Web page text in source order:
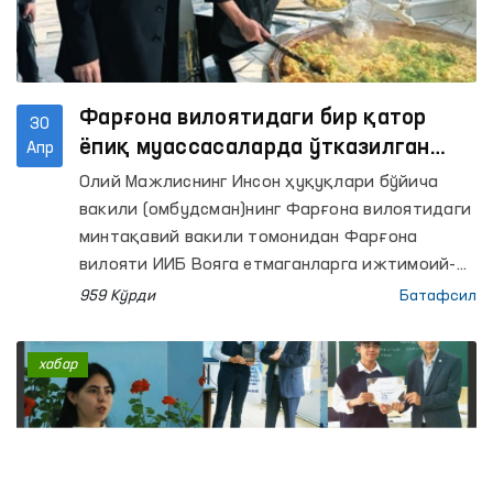
30
Апр
Фарғона вилоятидаги бир қатор
ёпиқ муассасаларда ўтказилган
мониторинг ташрифларида қатор
камчиликлар аниқланди —
Омбудсман
Олий Мажлиснинг Инсон ҳуқуқлари бўйича
вакили (омбудсман)нинг Фарғона вилоятидаги
минтақавий вакили томонидан Фарғона
вилояти ИИБ Вояга етмаганларга ижтимоий-
ҳуқуқий ёрдам кўрсатиш, шунингдек Муайян
реабилитация қилиш марказлари (вилоят ИИБ
РЭМ) ҳамда Маъмурий қамоққа олинган
шахсларни қабул қилиш ва сақлаш учун
мўлжалланган махсус қабулхона (Махсус
959 Кўрди Батафсил
хабар